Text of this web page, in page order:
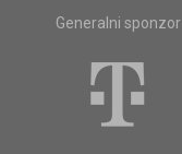
Generalni sponzor